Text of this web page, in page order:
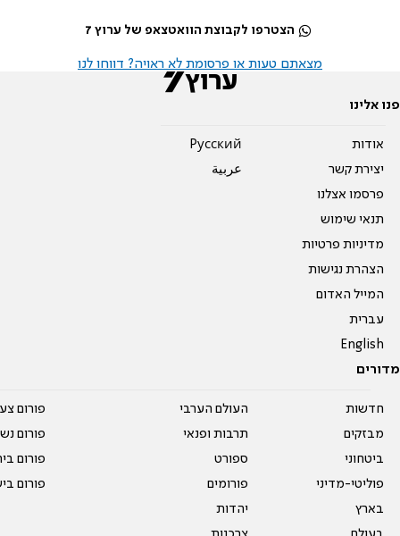
הצטרפו לקבוצת הוואטצאפ של ערוץ 7
מצאתם טעות או פרסומת לא ראויה? דווחו לנו
פנו אלינו
אודות
יצירת קשר
פרסמו אצלנו
תנאי שימוש
מדיניות פרטיות
הצהרת נגישות
המייל האדום
עברית
English
Pусский
عربية
מדורים
חדשות
מבזקים
ביטחוני
פוליטי-מדיני
בארץ
העולם הערבי
תרבות ופנאי
ספורט
פורומים
יהדות
פורום
פורום
פורום
פורום